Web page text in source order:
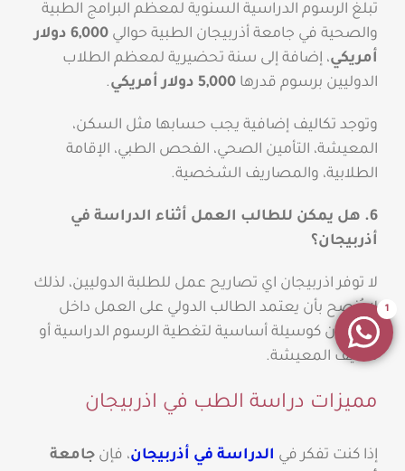
تبلغ الرسوم الدراسية السنوية لمعظم البرامج الطبية
والصحية في جامعة أذربيجان الطبية حوالي
6,000 دولار
أمريكي، إضافة إلى سنة تحضيرية لمعظم الطلاب
الدوليين برسوم قدرها 5,000 دولار أمريكي .
وتوجد تكاليف إضافية يجب حسابها مثل السكن،
المعيشة، التأمين الصحي، الفحص الطبي، الإقامة
الطلابية، والمصاريف الشخصية.
6. هل يمكن للطالب العمل أثناء الدراسة في
أذربيجان؟
لا توفر اذربيجان اي تصاريح عمل للطلبة الدوليين، لذلك
لا يُنصح بأن يعتمد الطالب الدولي على العمل داخل
أذربيجان كوسيلة أساسية لتغطية الرسوم الدراسية أو
تكاليف المعيشة.
مميزات دراسة الطب في اذربيجان
إذا كنت تفكر في الدراسة في أذربيجان، فإن جامعة
1